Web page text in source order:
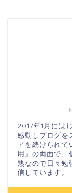
2017年1月には
感動しブログを
ドを続けられ
用』の両面で、
熟なので日々勉
信しています。